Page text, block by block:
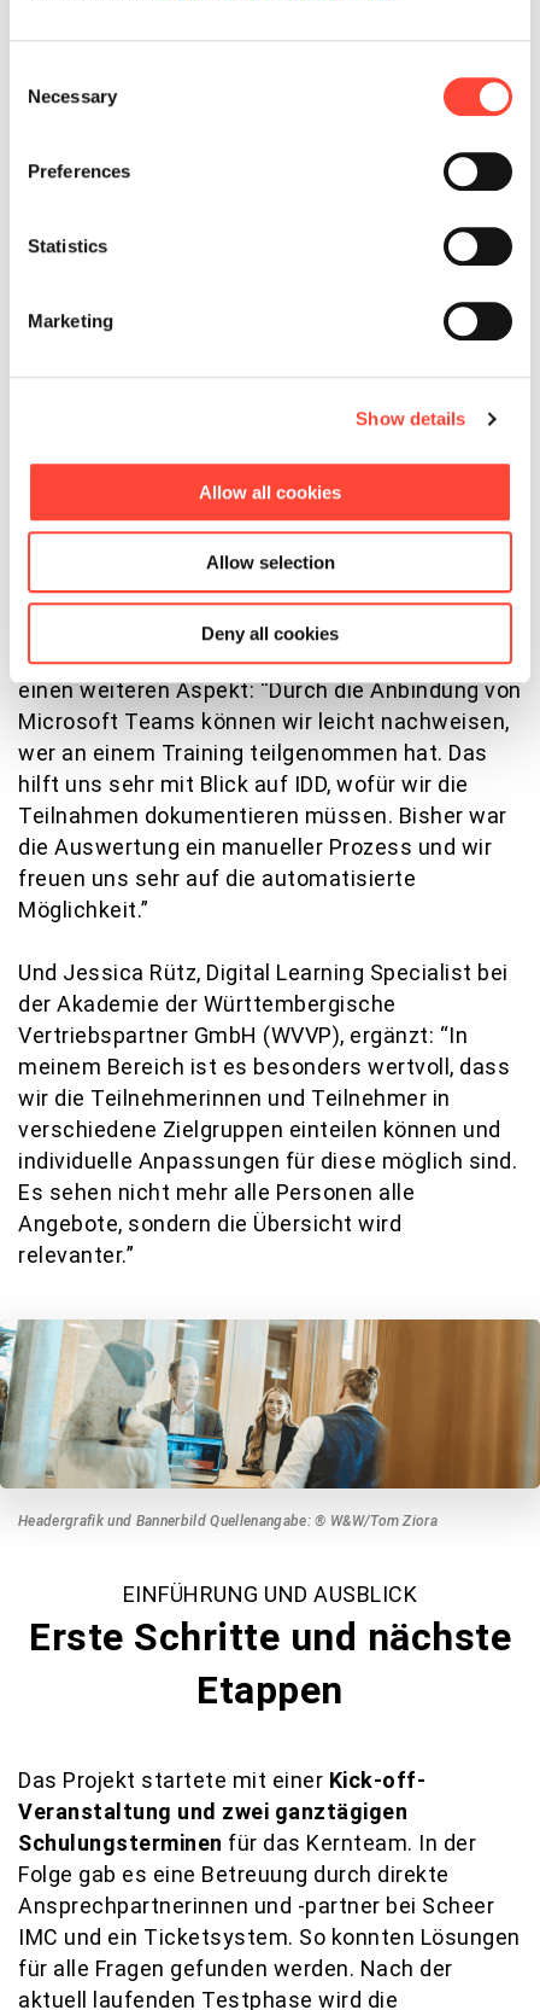
Selection
Necessary
Preferences
Statistics
Marketing
Show details
Allow all cookies
Allow selection
Deny all cookies
verschiedenen Systeme ausprobieren. Drei
, weil sie die komplexen
Zudem fühlte sich das Projektteam im
transparent begleitet. Auch die
hohe Lernerzahl
Mitarbeiternplus rund 4.000 externen
Nutzerinnen und Nutzern ist mit dem System
Besonders überzeugend waren die
Benutzerführungund dasgemeinsame
Aufgabenmanagement für Admins
Vertretungsmöglichkeiten gewährleistet.
Tamara Leitner, Digital Learning Consultant bei
der Württembergische Versicherung AG, betont
einen weiteren Aspekt: “Durch die Anbindung von
Microsoft Teams können wir leicht nachweisen,
wer an einem Training teilgenommen hat. Das
hilft uns sehr mit Blick auf IDD, wofür wir die
Teilnahmen dokumentieren müssen. Bisher war
die Auswertung ein manueller Prozess und wir
freuen uns sehr auf die automatisierte
Möglichkeit.”
Und Jessica Rütz, Digital Learning Specialist bei
der Akademie der Württembergische
Vertriebspartner GmbH (WVVP), ergänzt: “In
meinem Bereich ist es besonders wertvoll, dass
wir die Teilnehmerinnen und Teilnehmer in
verschiedene Zielgruppen einteilen können und
individuelle Anpassungen für diese möglich sind.
Es sehen nicht mehr alle Personen alle
Angebote, sondern die Übersicht wird
relevanter.”
Headergrafik und Bannerbild Quellenangabe: ® W&W/Tom Ziora
EINFÜHRUNG UND AUSBLICK
Erste Schritte und nächste
Etappen
Das Projekt startete mit einer Kick-off-
Veranstaltung und zwei ganztägigen
Schulungsterminen für das Kernteam. In der
Folge gab es eine Betreuung durch direkte
Ansprechpartnerinnen und -partner bei Scheer
IMC und ein Ticketsystem. So konnten Lösungen
für alle Fragen gefunden werden. Nach der
aktuell laufenden Testphase wird die